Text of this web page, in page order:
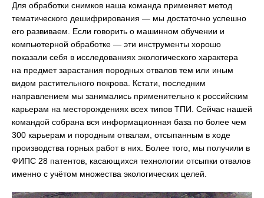
Для обработки снимков наша команда применяет метод
тематического дешифрирования — мы достаточно успешно
его развиваем. Если говорить о машинном обучении и
компьютерной обработке — эти инструменты хорошо
показали себя в исследованиях экологического характера
на предмет зарастания породных отвалов тем или иным
видом растительного покрова. Кстати, последним
направлением мы занимались применительно к российским
карьерам на месторождениях всех типов ТПИ. Сейчас нашей
командой собрана вся информационная база по более чем
300 карьерам и породным отвалам, отсыпанным в ходе
производства горных работ в них. Более того, мы получили в
ФИПС 28 патентов, касающихся технологии отсыпки отвалов
именно с учётом множества экологических целей.